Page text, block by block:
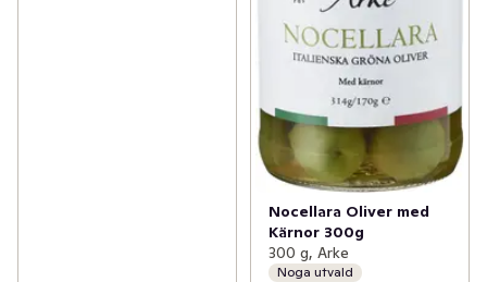
Nocellara Oliver med
Kärnor 300g
300 g, Arke
Noga utvald